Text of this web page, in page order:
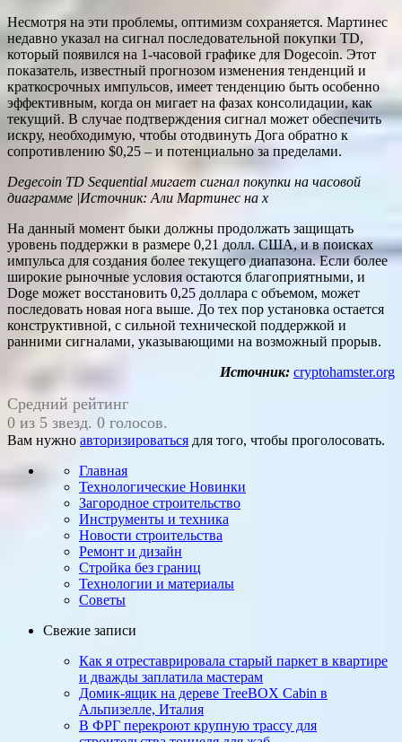
Несмотря на эти проблемы, оптимизм сохраняется. Мартинес
недавно указал на сигнал последовательной покупки TD,
который появился на 1-часовой графике для Dogecoin. Этот
показатель, известный прогнозом изменения тенденций и
краткосрочных импульсов, имеет тенденцию быть особенно
эффективным, когда он мигает на фазах консолидации, как
текущий. В случае подтверждения сигнал может обеспечить
искру, необходимую, чтобы отодвинуть Дога обратно к
сопротивлению $0,25 – и потенциально за пределами.
Degecoin TD Sequential мигает сигнал покупки на часовой
диаграмме |Источник: Али Мартинес на x
На данный момент быки должны продолжать защищать
уровень поддержки в размере 0,21 долл. США, и в поисках
импульса для создания более текущего диапазона. Если более
широкие рыночные условия остаются благоприятными, и
Doge может восстановить 0,25 доллара с объемом, может
последовать новая нога выше. До тех пор установка остается
конструктивной, с сильной технической поддержкой и
ранними сигналами, указывающими на возможный прорыв.
Источник: cryptohamster.org
Средний рейтинг
0 из 5 звезд. 0 голосов.
Вам нужно авторизироваться для того, чтобы проголосовать.
Главная
Технологические Новинки
Загородное строительство
Инструменты и техника
Новости строительства
Ремонт и дизайн
Стройка без границ
Технологии и материалы
Советы
Свежие записи
Как я отреставриро­вала старый паркет в квартире
и дважды заплатила мастерам
Домик-ящик на дереве TreeBOX Cabin в
Альпизелле, Италия
В ФРГ перекроют крупную трассу для